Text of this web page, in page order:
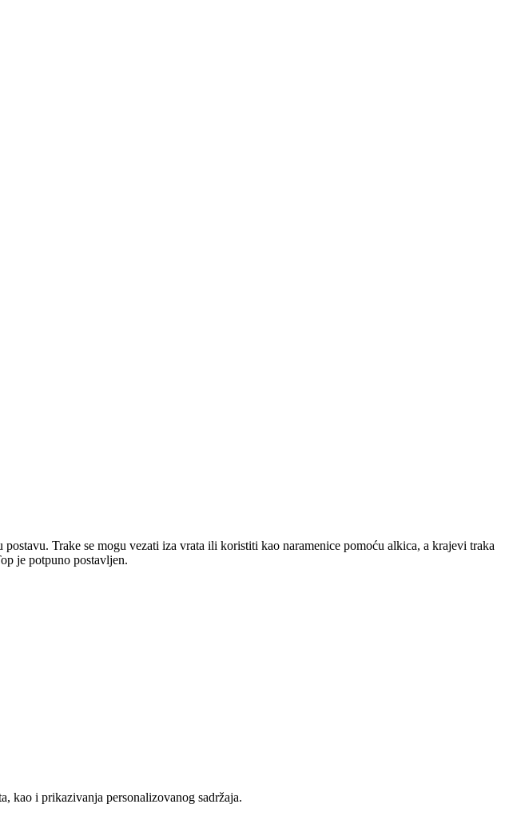
Trake se mogu vezati iza vrata ili koristiti kao naramenice pomoću alkica, a krajevi traka
je potpuno postavljen.
kao i prikazivanja personalizovanog sadržaja.